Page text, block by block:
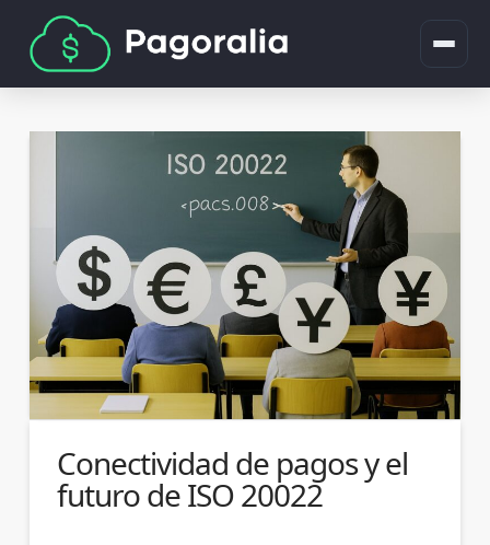
Conectividad de pagos y el
futuro de ISO 20022